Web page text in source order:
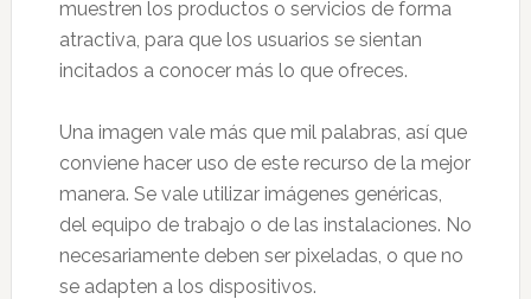
muestren los productos o servicios de forma
atractiva, para que los usuarios se sientan
incitados a conocer más lo que ofreces.
Una imagen vale más que mil palabras, así que
conviene hacer uso de este recurso de la mejor
manera. Se vale utilizar imágenes genéricas,
del equipo de trabajo o de las instalaciones. No
necesariamente deben ser pixeladas, o que no
se adapten a los dispositivos.